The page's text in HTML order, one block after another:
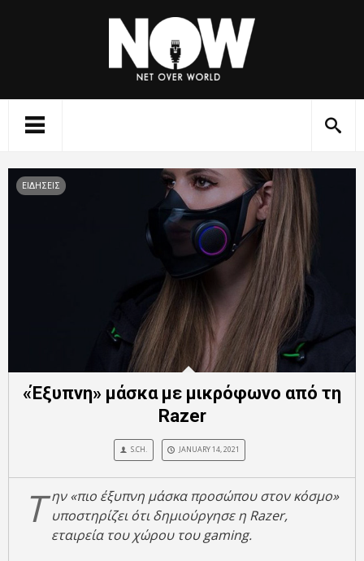
ΕΙΔΗΣΕΙΣ
«Έξυπνη» μάσκα με μικρόφωνο από τη
Razer
S.CH. JANUARY 14, 2021
Τ ην «πιο έξυπνη μάσκα προσώπου στον κόσμο»
υποστηρίζει ότι δημιούργησε η Razer,
εταιρεία του χώρου του gaming.